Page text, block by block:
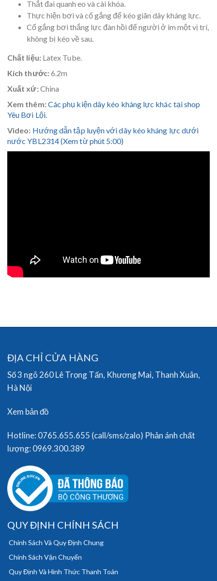
Thắt đai quanh eo và cài khóa.
Thực hiện bơi và cố gắng để kéo giãn dây kháng lực.
Cố gắng bơi thắng lực đàn hồi để người ở im một vị trí,
không bị kéo về sau.
Chất liệu:Latex Tube.
Kích thước:6.2m
Xuất xứ:China
Xem thêm:Các phụ kiện dây kéo kháng lực khác tại shop
Yêu Bơi Lội.
Video: Hướng dẫn tập luyện với dây kéo kháng lực dưới
nước YBL2314 (Xem từ phút 5:00)
ĐỊA CHỈ CỬA HÀNG
Số 3 ngõ 260 Lê Trọng Tấn, Khương Mai, Thanh Xuân,
Hà Nội
Xem bản đồ
Hotline: 0765.655.655 (call/sms/zalo) Phản ánh chất
lượng: 0969.300.389
QUY ĐỊNH CHÍNH SÁCH
Chính Sách Và Quy Định Chung
Chính Sách Vận Chuyển
Quy Định Và Hình Thức Thanh Toán